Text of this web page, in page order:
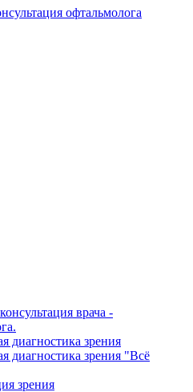
офтальмолога
врача -
диагностика зрения
диагностика зрения "Всё
зрения